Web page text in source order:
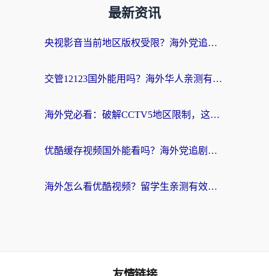
最新资讯
央视影音当前地区版权受限？海外党追剧看片的终极解决方案来了
交管12123国外能用吗？海外华人亲测有效的回国加速器选择指南
海外党必看：破解CCTV5地区限制，这样看欧洲杯奥运直播才够爽！
优酷缓存视频国外能看吗？海外党追剧看片的终极解决方案来了
海外怎么看优酷视频？留学生亲测有效的回国加速器选择指南